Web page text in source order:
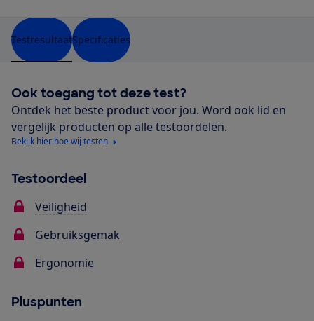
TestresultaatSpecificaties
Ook toegang tot deze test?
Ontdek het beste product voor jou. Word ook lid en
vergelijk producten op alle testoordelen.
Bekijk hier hoe wij testen
Testoordeel
Veiligheid
Gebruiksgemak
Ergonomie
Pluspunten